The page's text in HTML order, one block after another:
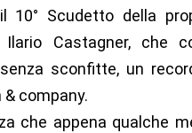
10° Scudetto della
Castagner, che
sconfitte, un
& company.
che appena qualche